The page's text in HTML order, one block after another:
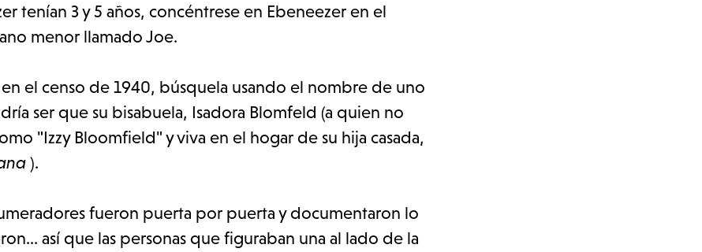
tenían 3 y 5 años, concéntrese en Ebeneezer en el
menor llamado Joe.
el censo de 1940, búsquela usando el nombre de uno
ser que su bisabuela, Isadora Blomfeld (a quien no
"Izzy Bloomfield" y viva en el hogar de su hija casada,
).
fueron puerta por puerta y documentaron lo
así que las personas que figuraban una al lado de la